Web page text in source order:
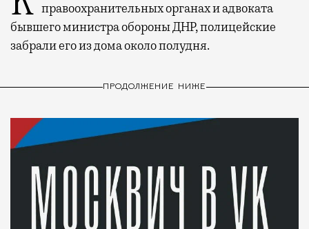
правоохранительных органах и адвоката
бывшего министра обороны ДНР, полицейские
забрали его из дома около полудня.
ПРОДОЛЖЕНИЕ НИЖЕ